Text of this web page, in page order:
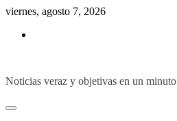
Skip
content
viernes, agosto 7, 2026
Noticias veraz y objetivas en un minuto